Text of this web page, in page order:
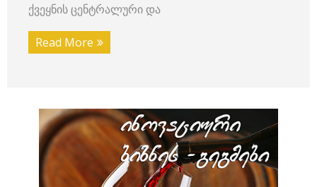
ქვეყნის ცენტრალური და
Read More